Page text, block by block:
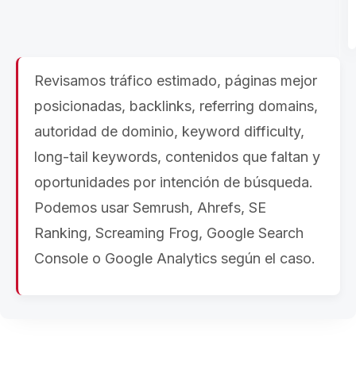
Revisamos tráfico estimado, páginas mejor
posicionadas, backlinks, referring domains,
autoridad de dominio, keyword difficulty,
long-tail keywords, contenidos que faltan y
oportunidades por intención de búsqueda.
Podemos usar Semrush, Ahrefs, SE
Ranking, Screaming Frog, Google Search
Console o Google Analytics según el caso.